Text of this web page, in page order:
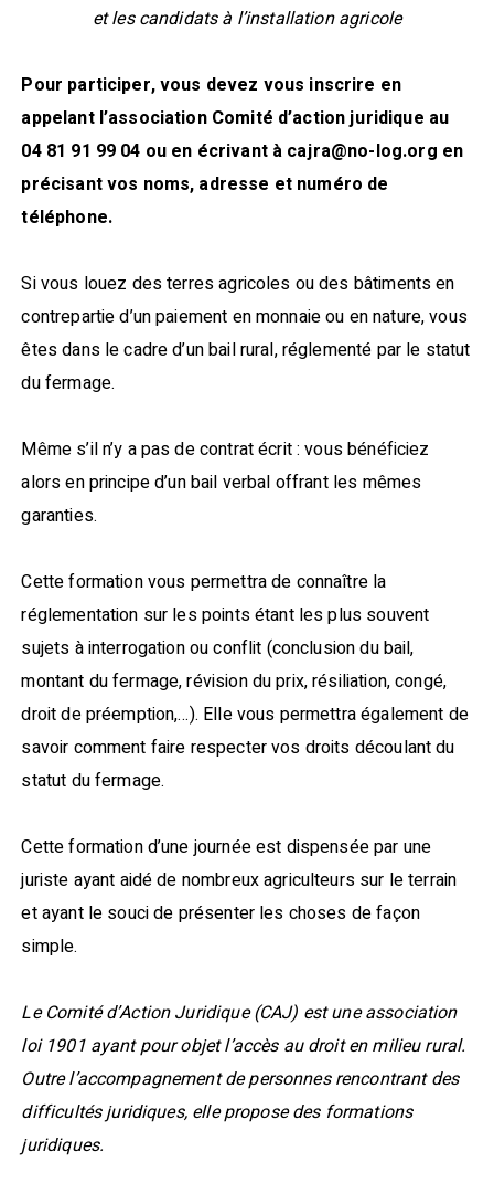
et les candidats à l’installation agricole
Pour participer, vous devez vous inscrire en
appelant l’association Comité d’action juridique au
04 81 91 99 04 ou en écrivant à cajra@no-log.org en
précisant vos noms, adresse et numéro de
téléphone.
Si vous louez des terres agricoles ou des bâtiments en
contrepartie d’un paiement en monnaie ou en nature, vous
êtes dans le cadre d’un bail rural, réglementé par le statut
du fermage.
Même s’il n’y a pas de contrat écrit : vous bénéficiez
alors en principe d’un bail verbal offrant les mêmes
garanties.
Cette formation vous permettra de connaître la
réglementation sur les points étant les plus souvent
sujets à interrogation ou conflit (conclusion du bail,
montant du fermage, révision du prix, résiliation, congé,
droit de préemption,…). Elle vous permettra également de
savoir comment faire respecter vos droits découlant du
statut du fermage.
Cette formation d’une journée est dispensée par une
juriste ayant aidé de nombreux agriculteurs sur le terrain
et ayant le souci de présenter les choses de façon
simple.
Le Comité d’Action Juridique (CAJ) est une association
loi 1901 ayant pour objet l’accès au droit en milieu rural.
Outre l’accompagnement de personnes rencontrant des
difficultés juridiques, elle propose des formations
juridiques.